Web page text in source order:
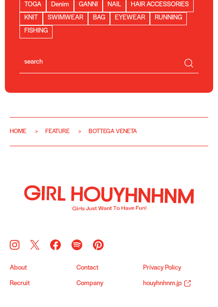
TOGA
Denim GANNI NAIL
HAIR ACCESSORIES
KNIT
SWIMWEAR BAG EYEWEAR
RUNNING
FISHING
HOME FEATURE BOTTEGA VENETA
About Contact Privacy Policy
Recruit Company houyhnhnm.jp